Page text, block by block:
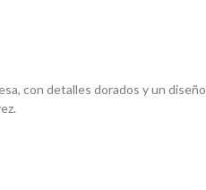
con detalles dorados y un diseño